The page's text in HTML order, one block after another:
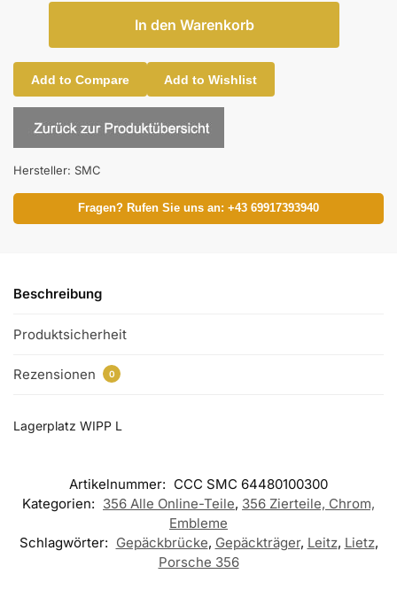
In den Warenkorb
Add to Compare Add to Wishlist
Hersteller: SMC
Fragen? Rufen Sie uns an: +43 69917393940
Beschreibung
Produktsicherheit
Rezensionen 0
Lagerplatz WIPP L
Artikelnummer: CCC SMC 64480100300
Kategorien: 356 Alle Online-Teile, 356 Zierteile, Chrom,
Embleme
Schlagwörter: Gepäckbrücke, Gepäckträger, Leitz, Lietz,
Porsche 356